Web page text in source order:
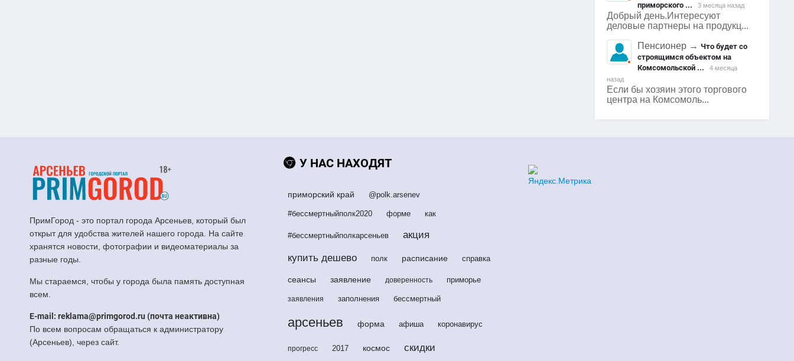
приморского ...
3 месяца назад
Добрый день.Интересуют
деловые партнеры на продукц...
Пенсионер →Что будет со
строящимся объектом на
Комсомольской ...
4 месяца
назад
Если бы хозяин этого торгового
центра на Комсомоль...
ПримГород - это портал города Арсеньев, который был
открыт для удобства жителей нашего города. На сайте
хранятся новости, фотографии и видеоматериалы за
разные годы.
Мы стараемся, чтобы у города была память доступная
всем.
E-mail: reklama@primgorod.ru (почта неактивна)
По всем вопросам обращаться к администратору
(Арсеньев), через сайт.
У НАС НАХОДЯТ
приморский край @polk.arsenev
#бессмертныйполк2020 форме как
#бессмертныйполкарсеньев акция
купить дешево полк расписание справка
сеансы заявление доверенность приморье
заявления заполнения бессмертный
арсеньев форма афиша коронавирус
прогресс 2017 космос скидки